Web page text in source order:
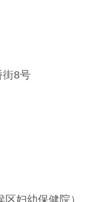
街8号
妇幼保健院）